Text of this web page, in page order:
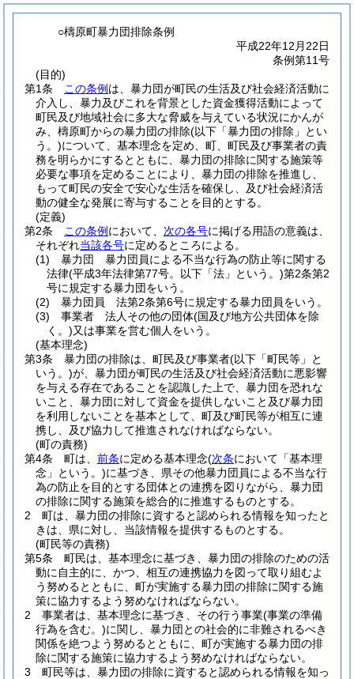
○檮原町暴力団排除条例
平成22年12月22日
条例第11号
(目的)
第1条
この条例 は、暴力団が町民の生活及び社会経済活動に
介入し、暴力及びこれを背景とした資金獲得活動によって
町民及び地域社会に多大な脅威を与えている状況にかんが
み、檮原町からの暴力団の排除(以下「暴力団の排除」とい
う。)について、基本理念を定め、町、町民及び事業者の責
務を明らかにするとともに、暴力団の排除に関する施策等
必要な事項を定めることにより、暴力団の排除を推進し、
もって町民の安全で安心な生活を確保し、及び社会経済活
動の健全な発展に寄与することを目的とする。
(定義)
第2条
この条例 において、 次の各号に掲げる用語の意義は、
それぞれ当該各号に定めるところによる。
(1)
暴力団 暴力団員による不当な行為の防止等に関する
法律(平成3年法律第77号。以下「法」という。)第2条第2
号に規定する暴力団をいう。
(2)
暴力団員 法第2条第6号に規定する暴力団員をいう。
(3)
事業者 法人その他の団体(国及び地方公共団体を除
く。)又は事業を営む個人をいう。
(基本理念)
第3条
暴力団の排除は、町民及び事業者(以下「町民等」と
いう。)が、暴力団が町民の生活及び社会経済活動に悪影響
を与える存在であることを認識した上で、暴力団を恐れな
いこと、暴力団に対して資金を提供しないこと及び暴力団
を利用しないことを基本として、町及び町民等が相互に連
携し、及び協力して推進されなければならない。
(町の責務)
第4条
町は、 前条に定める基本理念(次条において「基本理
念」という。)に基づき、県その他暴力団員による不当な行
為の防止を目的とする団体との連携を図りながら、暴力団
の排除に関する施策を総合的に推進するものとする。
2
町は、暴力団の排除に資すると認められる情報を知ったと
きは、県に対し、当該情報を提供するものとする。
(町民等の責務)
第5条
町民は、基本理念に基づき、暴力団の排除のための活
動に自主的に、かつ、相互の連携協力を図って取り組むよ
う努めるとともに、町が実施する暴力団の排除に関する施
策に協力するよう努めなければならない。
2
事業者は、基本理念に基づき、その行う事業(事業の準備
行為を含む。)に関し、暴力団との社会的に非難されるべき
関係を絶つよう努めるとともに、町が実施する暴力団の排
除に関する施策に協力するよう努めなければならない。
3
町民等は、暴力団の排除に資すると認められる情報を知っ